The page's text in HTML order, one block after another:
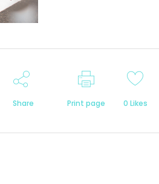
Share Print page 0 Likes